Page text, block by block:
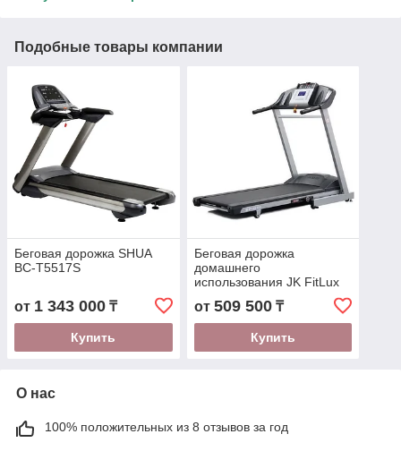
Подобные товары компании
Беговая дорожка SHUA
BC-T5517S
от 1 343 000 ₸
Купить
Беговая дорожка
домашнего
использования JK FitLux
от 509 500₸
Купить
О нас
100% положительных из 8 отзывов за год